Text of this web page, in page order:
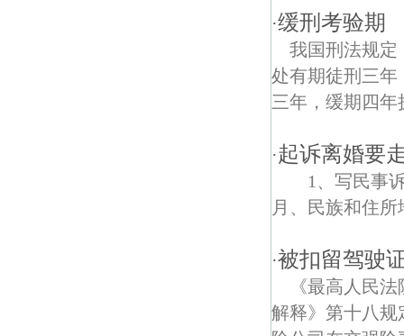
·缓刑考验期
我国刑法规定
处有期徒刑三年
三年，缓期四
·起诉离婚要
1、写民事
月、民族和住
·被扣留驾驶
《最高人民
解释》第十八规